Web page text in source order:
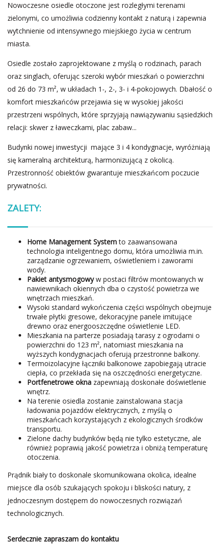
Nowoczesne osiedle otoczone jest rozległymi terenami
zielonymi, co umożliwia codzienny kontakt z naturą i zapewnia
wytchnienie od intensywnego miejskiego życia w centrum
miasta.
Osiedle zostało zaprojektowane z myślą o rodzinach, parach
oraz singlach, oferując szeroki wybór mieszkań o powierzchni
od 26 do 73 m², w układach 1-, 2-, 3- i 4-pokojowych. Dbałość o
komfort mieszkańców przejawia się w wysokiej jakości
przestrzeni wspólnych, które sprzyjają nawiązywaniu sąsiedzkich
relacji: skwer z ławeczkami, plac zabaw...
Budynki nowej inwestycji mające 3 i 4 kondygnacje, wyróżniają
się kameralną architekturą, harmonizującą z okolicą.
Przestronność obiektów gwarantuje mieszkańcom poczucie
prywatności.
ZALETY:
Home Management Systemto zaawansowana
technologia inteligentnego domu, która umożliwia m.in.
zarządzanie ogrzewaniem, oświetleniem i zaworami
wody.
Pakiet antysmogowyw postaci filtrów montowanych w
nawiewnikach okiennych dba o czystość powietrza we
wnętrzach mieszkań.
Wysoki standard wykończenia części wspólnych obejmuje
trwałe płytki gresowe, dekoracyjne panele imitujące
drewno oraz energooszczędne oświetlenie LED.
Mieszkania na parterze posiadają tarasy z ogrodami o
powierzchni do 123 m², natomiast mieszkania na
wyższych kondygnacjach oferują przestronne balkony.
Termoizolacyjne łączniki balkonowe zapobiegają utracie
ciepła, co przekłada się na oszczędności energetyczne.
Portfenetrowe okna zapewniają doskonałe doświetlenie
wnętrz.
Na terenie osiedla zostanie zainstalowana stacja
ładowania pojazdów elektrycznych, z myślą o
mieszkańcach korzystających z ekologicznych środków
transportu.
Zielone dachy budynków będą nie tylko estetyczne, ale
również poprawią jakość powietrza i obniżą temperaturę
otoczenia.
Prądnik biały to doskonale skomunikowana okolica, idealne
miejsce dla osób szukających spokoju i bliskości natury, z
jednoczesnym dostępem do nowoczesnych rozwiązań
technologicznych.
Serdecznie zapraszam do kontaktu